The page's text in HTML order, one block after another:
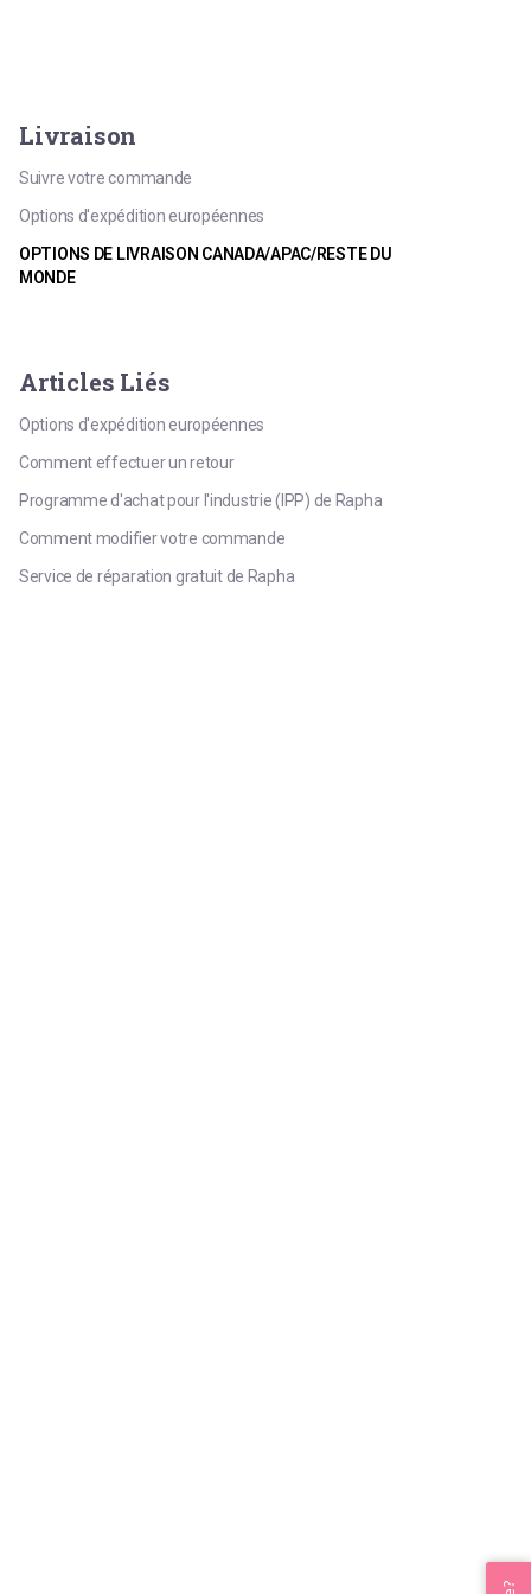
Livraison
Suivre votre commande
Options d'expédition européennes
OPTIONS DE LIVRAISON CANADA/APAC/RESTE DU
MONDE
Articles Liés
Options d'expédition européennes
Comment effectuer un retour
Programme d'achat pour l'industrie (IPP) de Rapha
Comment modifier votre commande
Service de réparation gratuit de Rapha